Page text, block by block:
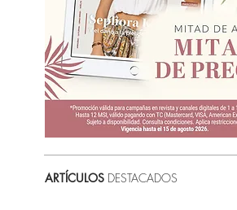
ARTÍCULOS DESTACADOS